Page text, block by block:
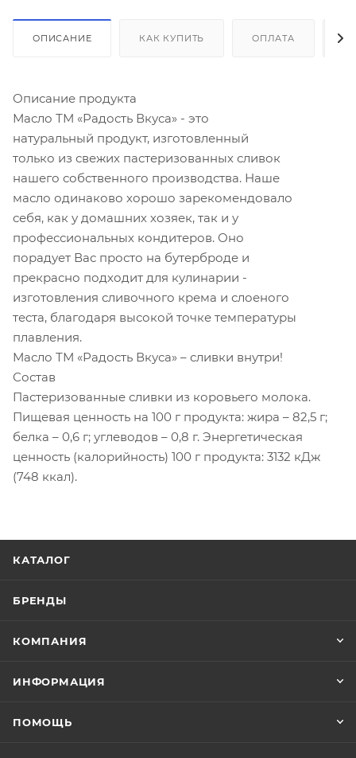
ОПИСАНИЕ КАК КУПИТЬ ОПЛАТА
Описание продукта
Масло ТМ «Радость Вкуса» - это
натуральный продукт, изготовленный
только из свежих пастеризованных сливок
нашего собственного производства. Наше
масло одинаково хорошо зарекомендовало
себя, как у домашних хозяек, так и у
профессиональных кондитеров. Оно
порадует Вас просто на бутерброде и
прекрасно подходит для кулинарии -
изготовления сливочного крема и слоеного
теста, благодаря высокой точке температуры
плавления.
Масло ТМ «Радость Вкуса» – сливки внутри!
Состав
Пастеризованные сливки из коровьего молока.
Пищевая ценность на 100 г продукта: жира – 82,5 г;
белка – 0,6 г; углеводов – 0,8 г. Энергетическая
ценность (калорийность) 100 г продукта: 3132 кДж
(748 ккал).
КАТАЛОГ
БРЕНДЫ
КОМПАНИЯ
ИНФОРМАЦИЯ
ПОМОЩЬ